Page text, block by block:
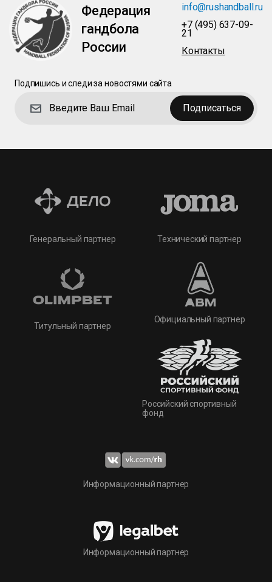
Федерация
гандбола
России
info@rushandball.ru
+7 (495) 637-09-
21
Контакты
Подпишись и следи за новостями сайта
Подписаться
Генеральный партнер
Титульный партнер
Технический партнер
Официальный партнер
Российский спортивный
фонд
Информационный партнер
Информационный партнер